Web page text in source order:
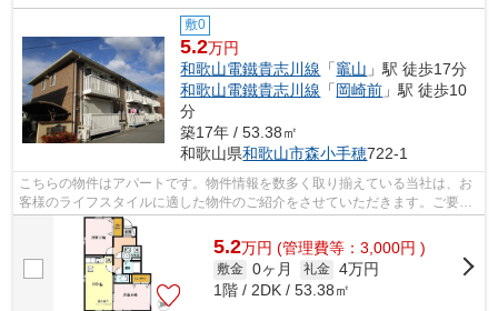
敷0
5.2万円
和歌山電鐵貴志川線 「竈山 」駅 徒歩17分
和歌山電鐵貴志川線 「岡崎前 」駅 徒歩10
分
築17年 / 53.38㎡
和歌山県和歌山市森小手穂722-1
こちらの物件はアパートです。物件情報を数多く取り揃えている当社は、お
客様のライフスタイルに適した物件のご紹介をさせていただきます。ご要望
やご不明な点などございましたら、お...
5.2万円 (管理費等：3,000円 )
敷金 0ヶ月 礼金 4万円
1階 / 2DK / 53.38㎡